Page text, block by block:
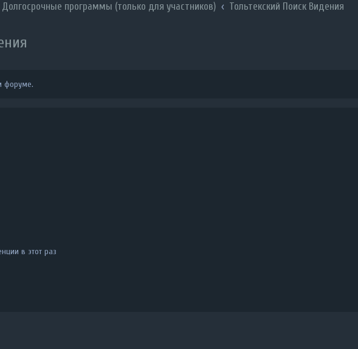
Долгосрочные программы (только для участников) Тольтекский Поиск Видения
форуме.
в этот раз